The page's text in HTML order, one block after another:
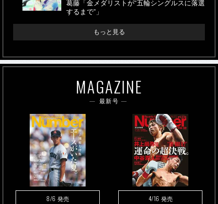
葛藤「金メダリストが“五輪シングルスに落選
するまで”」
もっと見る
MAGAZINE
最新号
8/6 発売 4/16 発売